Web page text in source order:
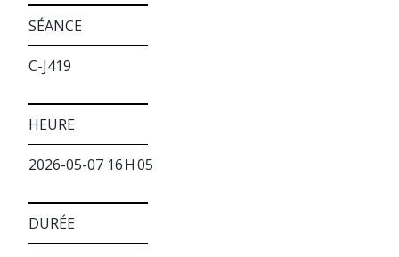
SÉANCE
C-J419
HEURE
2026-05-07 16 H 05
DURÉE